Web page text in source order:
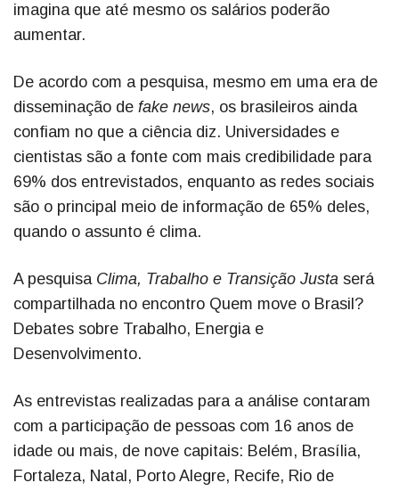
imagina que até mesmo os salários poderão
aumentar.
De acordo com a pesquisa, mesmo em uma era de
disseminação de fake news, os brasileiros ainda
confiam no que a ciência diz. Universidades e
cientistas são a fonte com mais credibilidade para
69% dos entrevistados, enquanto as redes sociais
são o principal meio de informação de 65% deles,
quando o assunto é clima.
A pesquisa Clima, Trabalho e Transição Justa será
compartilhada no encontro Quem move o Brasil?
Debates sobre Trabalho, Energia e
Desenvolvimento.
As entrevistas realizadas para a análise contaram
com a participação de pessoas com 16 anos de
idade ou mais, de nove capitais: Belém, Brasília,
Fortaleza, Natal, Porto Alegre, Recife, Rio de